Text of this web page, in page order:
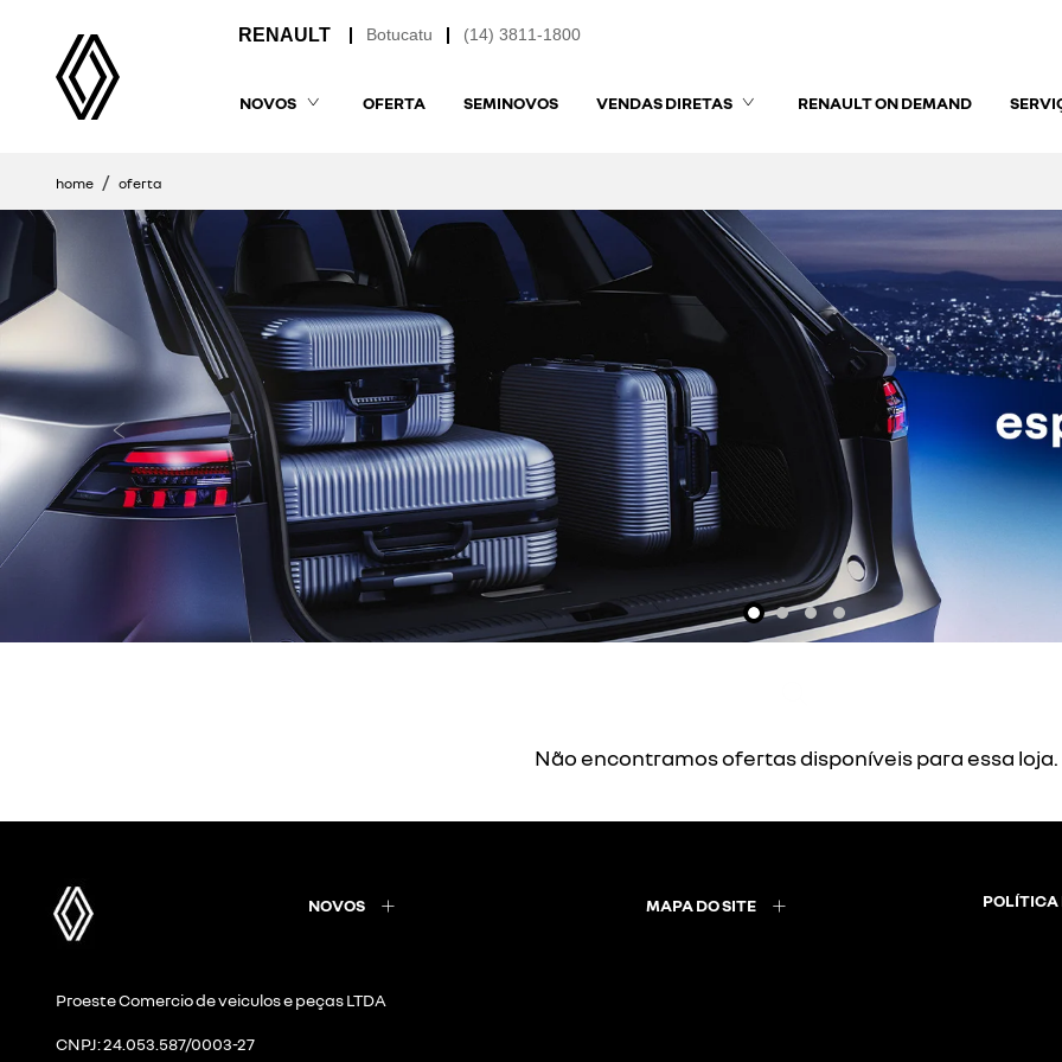
(14) 3811-1800
Botucatu
NOVOS OFERTA SEMINOVOS VENDAS DIRETAS RENAULT ON DEMAND
home oferta
templates.template-01.components.carousel.texts.control_prev